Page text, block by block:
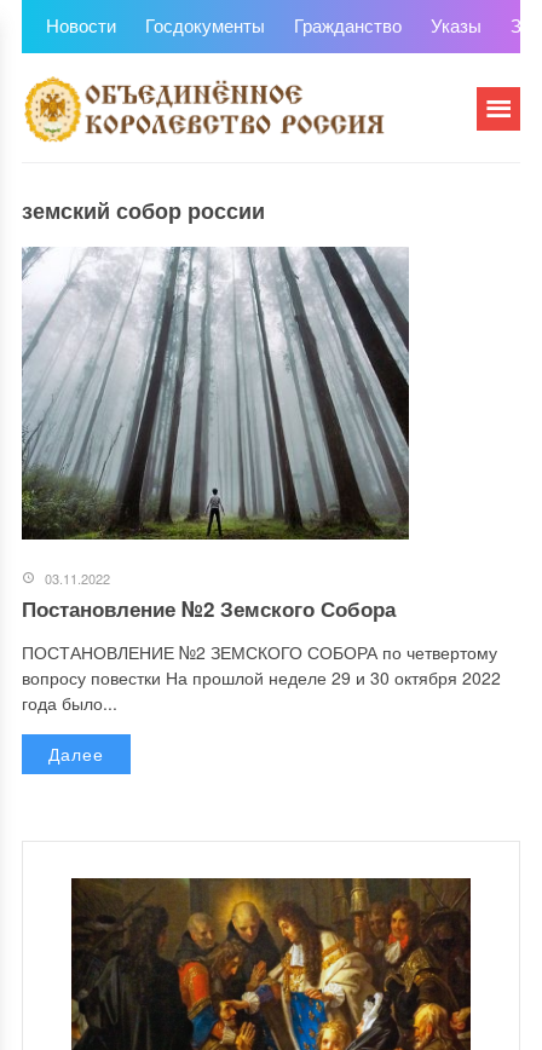
Новости Госдокументы Гражданство Указы
земский собор россии
03.11.2022
Постановление №2 Земского Собора
ПОСТАНОВЛЕНИЕ №2 ЗЕМСКОГО СОБОРА по четвертому
вопросу повестки На прошлой неделе 29 и 30 октября 2022
года было...
Далее